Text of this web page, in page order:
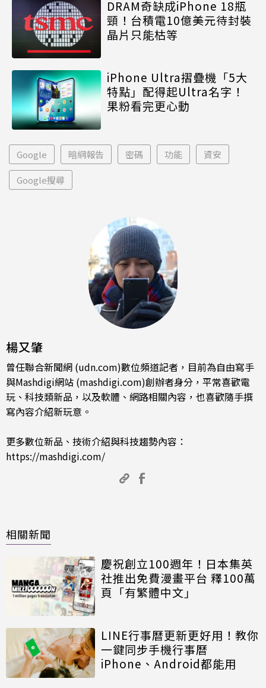
DRAM奇缺成iPhone 18瓶
頸！台積電10億美元待封裝
晶片只能枯等
iPhone Ultra摺疊機「5大
特點」配得起Ultra名字！
果粉看完更心動
Google 暗網報告 密碼 功能 資安
Google搜尋
楊又肇
曾任聯合新聞網 (udn.com)數位頻道記者，目前為自由寫手
與Mashdigi網站 (mashdigi.com)創辦者身分，平常喜歡電
玩、科技類新品，以及軟體、網路相關內容，也喜歡隨手撰
寫內容介紹新玩意。
更多數位新品、技術介紹與科技趨勢內容：
https://mashdigi.com/
相關新聞
慶祝創立100週年！日本集英
社推出免費漫畫平台 釋100萬
頁「有繁體中文」
LINE行事曆更新更好用！教你
一鍵同步手機行事曆
iPhone、Android都能用